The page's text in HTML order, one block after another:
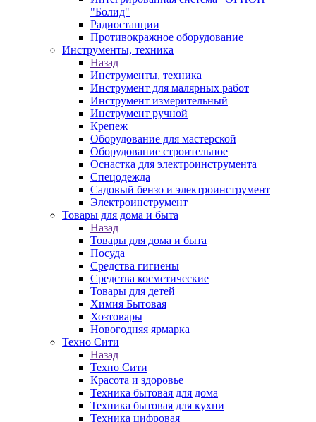
"Болид"
Радиостанции
Противокражное оборудование
Инструменты, техника
Назад
Инструменты, техника
Инструмент для малярных работ
Инструмент измерительный
Инструмент ручной
Крепеж
Оборудование для мастерской
Оборудование строительное
Оснастка для электроинструмента
Спецодежда
Садовый бензо и электроинструмент
Электроинструмент
Товары для дома и быта
Назад
Товары для дома и быта
Посуда
Средства гигиены
Средства косметические
Товары для детей
Химия Бытовая
Хозтовары
Новогодняя ярмарка
Техно Сити
Назад
Техно Сити
Красота и здоровье
Техника бытовая для дома
Техника бытовая для кухни
Техника цифровая